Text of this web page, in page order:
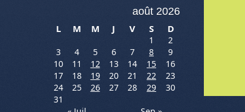
août 2026
L
M M J V S D
1
2
3
4 5 6 7 8
9
10
11 12 13 14 15
16
17
18 19 20 21 22
23
24
25 26 27 28 29
30
31